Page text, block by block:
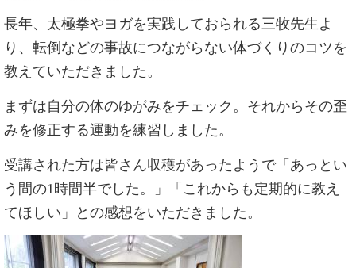
長年、太極拳やヨガを実践しておられる三牧先生よ
り、転倒などの事故につながらない体づくりのコツを
教えていただきました。
まずは自分の体のゆがみをチェック。それからその歪
みを修正する運動を練習しました。
受講された方は皆さん収穫があったようで「あっとい
う間の1時間半でした。」「これからも定期的に教え
てほしい」との感想をいただきました。